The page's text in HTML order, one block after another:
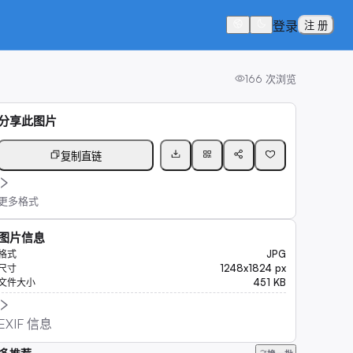
登录 注 册
166 次浏览
享此图片
复制直链
多格式
片信息
式 JPG
寸 1248x1824 px
件大小 451 KB
信息